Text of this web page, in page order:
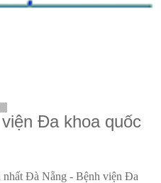
Đa khoa quốc
Đà Nẵng - Bệnh viện Đa